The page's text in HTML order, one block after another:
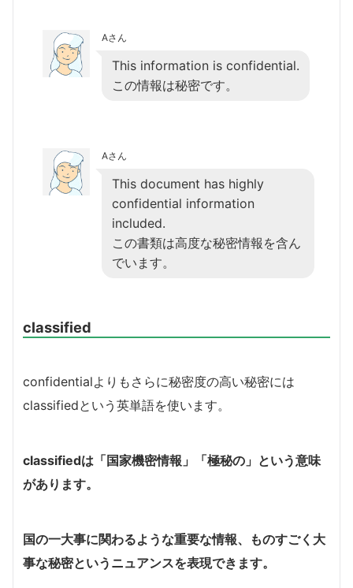
Aさん
This information is confidential.
この情報は秘密です。
Aさん
This document has highly
confidential information
included.
この書類は高度な秘密情報を含ん
でいます。
classified
confidentialよりもさらに秘密度の高い秘密には
classifiedという英単語を使います。
classifiedは「国家機密情報」「極秘の」という意味
があります。
国の一大事に関わるような重要な情報、ものすごく大
事な秘密というニュアンスを表現できます。